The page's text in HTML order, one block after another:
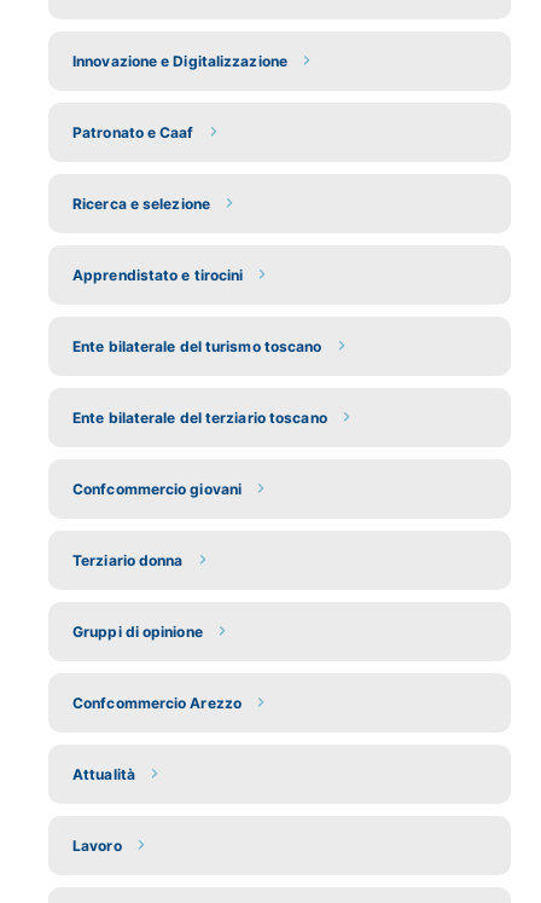
Innovazione e Digitalizzazione
Patronato e Caaf
Ricerca e selezione
Apprendistato e tirocini
Ente bilaterale del turismo toscano
Ente bilaterale del terziario toscano
Confcommercio giovani
Terziario donna
Gruppi di opinione
Confcommercio Arezzo
Attualità
Lavoro